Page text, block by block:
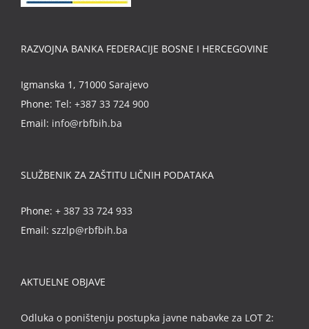
RAZVOJNA BANKA FEDERACIJE BOSNE I HERCEGOVINE
Igmanska 1, 71000 Sarajevo
Phone: Tel: +387 33 724 900
Email: info@rbfbih.ba
SLUŽBENIK ZA ZAŠTITU LIČNIH PODATAKA
Phone: + 387 33 724 933
Email: szzlp@rbfbih.ba
AKTUELNE OBJAVE
Odluka o poništenju postupka javne nabavke za LOT 2: